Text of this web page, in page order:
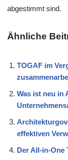
abgestimmt sind.
Ähnliche
TOGAF im
Was ist neu in
effektiven
Der All-in-One